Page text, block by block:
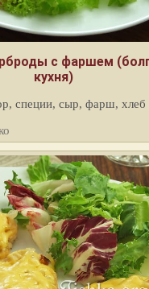
кухня)
специи, сыр, фарш, хлеб